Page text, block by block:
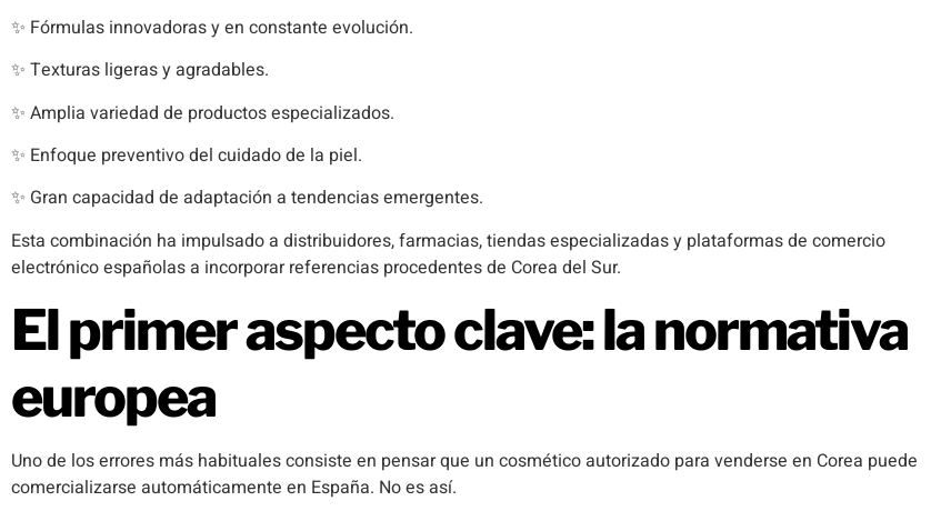
✨ Fórmulas innovadoras y en constante evolución.
✨ Texturas ligeras y agradables.
✨ Amplia variedad de productos especializados.
✨ Enfoque preventivo del cuidado de la piel.
✨ Gran capacidad de adaptación a tendencias emergentes.
Esta combinación ha impulsado a distribuidores, farmacias, tiendas especializadas y plataformas de comercio
electrónico españolas a incorporar referencias procedentes de Corea del Sur.
El primer aspecto clave: la normativa
europea
Uno de los errores más habituales consiste en pensar que un cosmético autorizado para venderse en Corea puede
comercializarse automáticamente en España. No es así.